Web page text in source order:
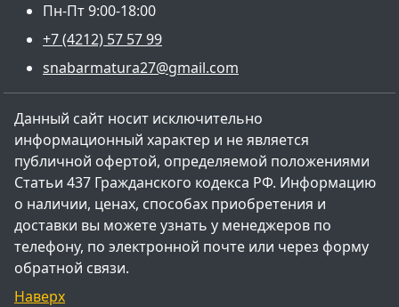
Пн-Пт 9:00-18:00
+7 (4212) 57 57 99
snabarmatura27@gmail.com
Данный сайт носит исключительно
информационный характер и не является
публичной офертой, определяемой положениями
Статьи 437 Гражданского кодекса РФ. Информацию
о наличии, ценах, способах приобретения и
доставки вы можете узнать у менеджеров по
телефону, по электронной почте или через форму
обратной связи.
Наверх